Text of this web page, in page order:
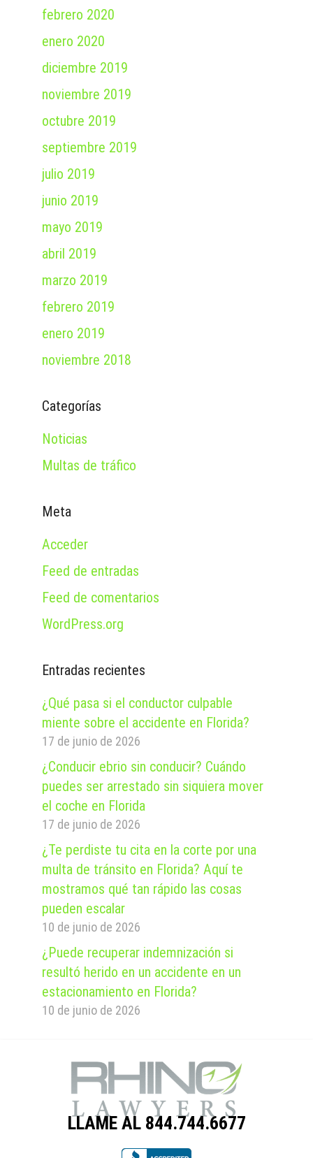
febrero 2020
enero 2020
diciembre 2019
noviembre 2019
octubre 2019
septiembre 2019
julio 2019
junio 2019
mayo 2019
abril 2019
marzo 2019
febrero 2019
enero 2019
noviembre 2018
Categorías
Noticias
Multas de tráfico
Meta
Acceder
Feed de entradas
Feed de comentarios
WordPress.org
Entradas recientes
¿Qué pasa si el conductor culpable
miente sobre el accidente en Florida?
17 de junio de 2026
¿Conducir ebrio sin conducir? Cuándo
puedes ser arrestado sin siquiera mover
el coche en Florida
17 de junio de 2026
¿Te perdiste tu cita en la corte por una
multa de tránsito en Florida? Aquí te
mostramos qué tan rápido las cosas
pueden escalar
10 de junio de 2026
¿Puede recuperar indemnización si
resultó herido en un accidente en un
estacionamiento en Florida?
10 de junio de 2026
LLAME AL 844.744.6677